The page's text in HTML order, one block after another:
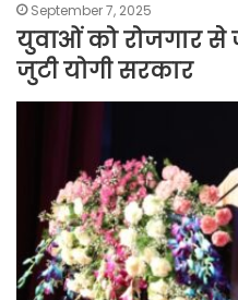
September 7, 2025
युवाओं को रोजगार से
जुटी योगी सरकार